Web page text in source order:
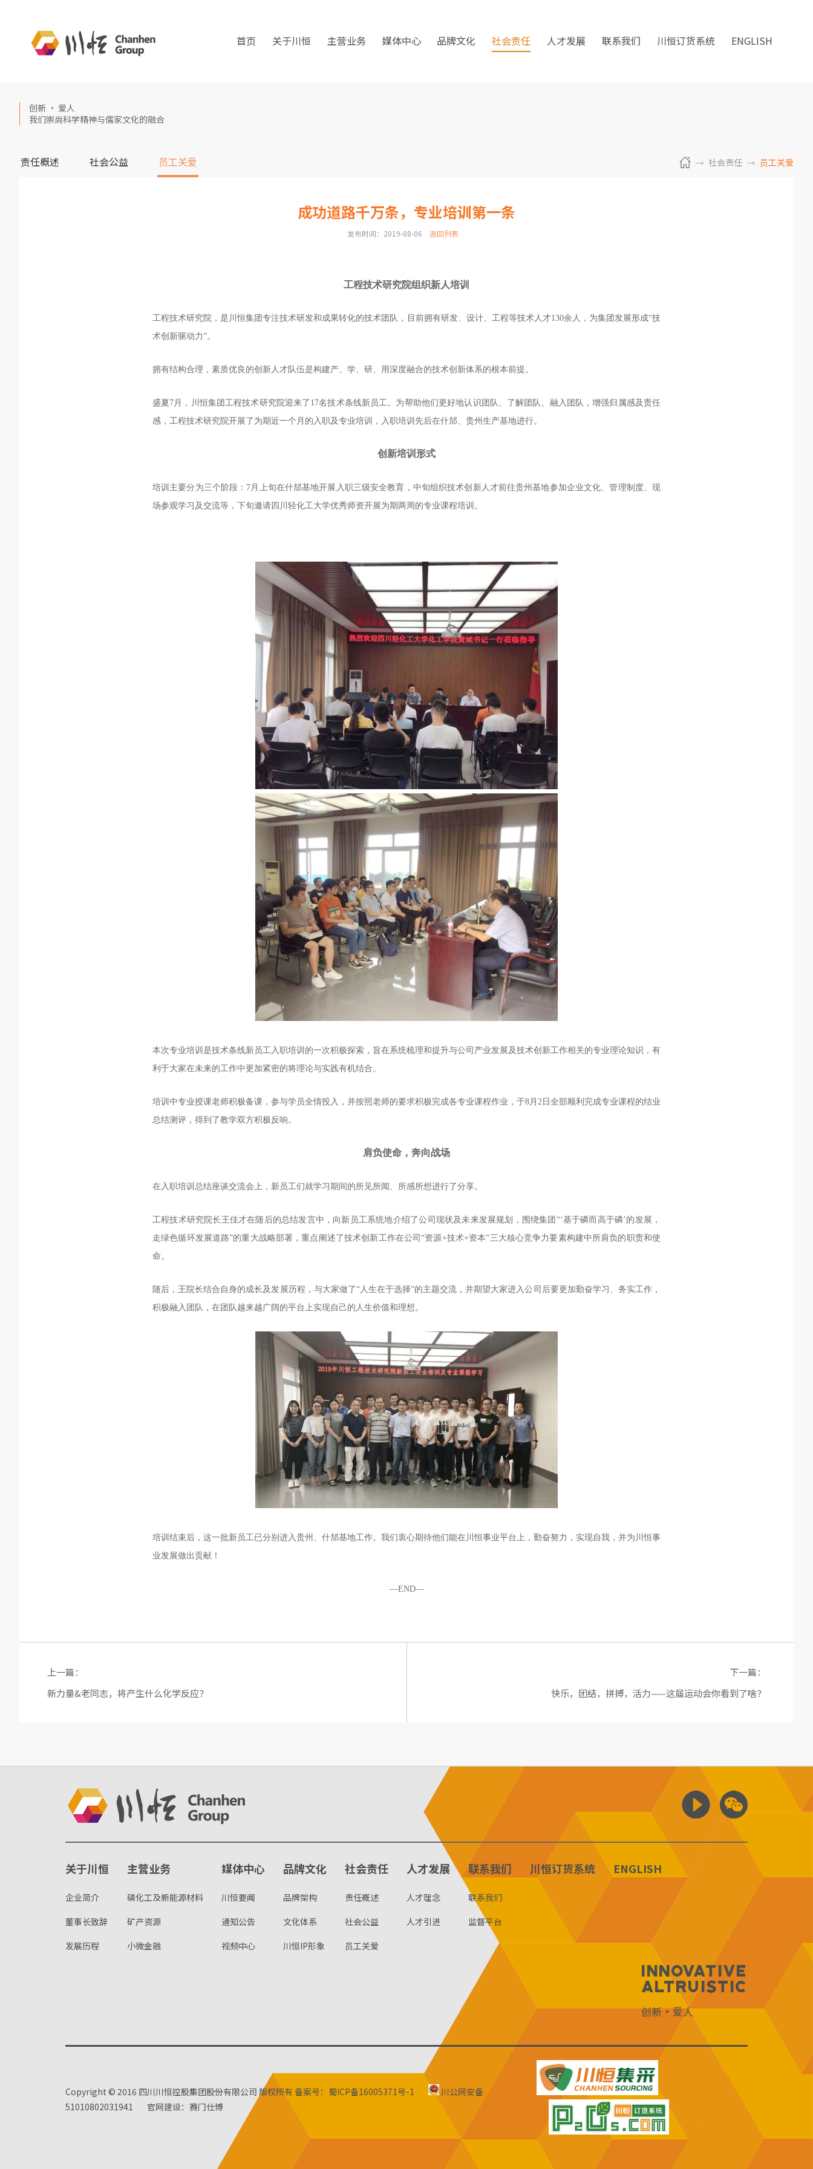
首页 关于川恒 主营业务 媒体中心 品牌文化 社会责任 人才发展 联系我们 川恒订货系统 ENGLISH
创新 · 爱人
我们崇尚科学精神与儒家文化的融合
责任概述 社会公益 员工关爱 社会责任 员工关爱
成功道路千万条，专业培训第一条
发布时间：2019-08-06 返回列表
工程技术研究院组织新人培训
工程技术研究院，是川恒集团专注技术研发和成果转化的技术团队，目前拥有研发、设计、工程等技术人才130余人，为集团发展形成“技
术创新驱动力”。
拥有结构合理，素质优良的创新人才队伍是构建产、学、研、用深度融合的技术创新体系的根本前提。
盛夏7月，川恒集团工程技术研究院迎来了17名技术条线新员工。为帮助他们更好地认识团队、了解团队、融入团队，增强归属感及责任
感，工程技术研究院开展了为期近一个月的入职及专业培训，入职培训先后在什邡、贵州生产基地进行。
创新培训形式
培训主要分为三个阶段：7月上旬在什邡基地开展入职三级安全教育，中旬组织技术创新人才前往贵州基地参加企业文化、管理制度、现
场参观学习及交流等，下旬邀请四川轻化工大学优秀师资开展为期两周的专业课程培训。
本次专业培训是技术条线新员工入职培训的一次积极探索，旨在系统梳理和提升与公司产业发展及技术创新工作相关的专业理论知识，有
利于大家在未来的工作中更加紧密的将理论与实践有机结合。
培训中专业授课老师积极备课，参与学员全情投入，并按照老师的要求积极完成各专业课程作业，于8月2日全部顺利完成专业课程的结业
总结测评，得到了教学双方积极反响。
肩负使命，奔向战场
在入职培训总结座谈交流会上，新员工们就学习期间的所见所闻、所感所想进行了分享。
工程技术研究院长王佳才在随后的总结发言中，向新员工系统地介绍了公司现状及未来发展规划，围绕集团“‘基于磷而高于磷’的发展，
走绿色循环发展道路”的重大战略部署，重点阐述了技术创新工作在公司“资源+技术+资本”三大核心竞争力要素构建中所肩负的职责和使
命。
随后，王院长结合自身的成长及发展历程，与大家做了“人生在于选择”的主题交流，并期望大家进入公司后要更加勤奋学习、务实工作，
积极融入团队，在团队越来越广阔的平台上实现自己的人生价值和理想。
培训结束后，这一批新员工已分别进入贵州、什邡基地工作。我们衷心期待他们能在川恒事业平台上，勤奋努力，实现自我，并为川恒事
业发展做出贡献！
—END—
上一篇：
新力量&老同志，将产生什么化学反应？
下一篇：
快乐，团结，拼搏，活力——这届运动会你看到了啥？
关于川恒
企业简介
董事长致辞
发展历程
主营业务
磷化工及新能源材料
矿产资源
小微金融
媒体中心
川恒要闻
通知公告
视频中心
品牌文化
品牌架构
文化体系
川恒IP形象
社会责任
责任概述
社会公益
员工关爱
人才发展
人才理念
人才引进
联系我们
联系我们
监督平台
川恒订货系统 ENGLISH
Innovative
Altruistic
创新·爱人
Copyright © 2016 四川川恒控股集团股份有限公司 版权所有 备案号：蜀ICP备16005371号-1
川公网安备
51010802031941
官网建设：赛门仕博